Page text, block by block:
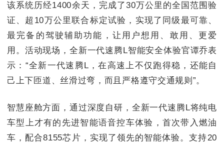
该系统历经1400余天，完成了30万公里的全国范围验
证、超10万公里联合标定试验，实现了同级最可靠、
最完备的驾驶辅助功能，让用户想用、敢用、更爱
用。活动现场，全新一代速腾L智能安全体验官谭乔表
示：“全新一代速腾L，在高速上不仅跑得稳，还能自
己上下匝道、丝滑过弯，而且严格遵守交通规则”。
智慧座舱方面，通过深度自研，全新一代速腾L将纯电
车型上才有的先进智能语音控车体验，首次带入燃油
车，配合8155芯片，实现了领先的智能体验。支持20